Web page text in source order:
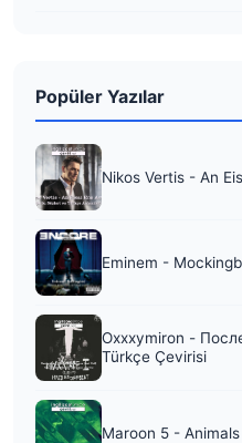
Popüler Yazılar
Nikos Vertis - An
Eminem -
Oxxxymiron -
Türkçe Çevirisi
Maroon 5 -